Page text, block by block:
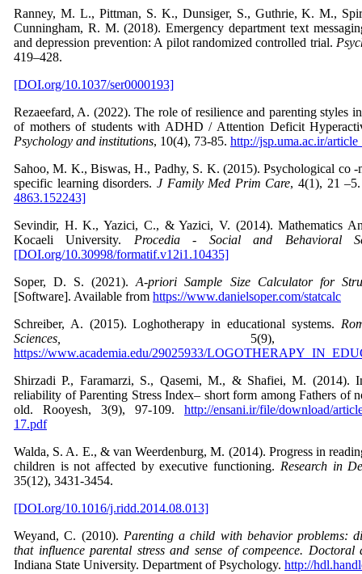
Ranney, M. L., Pittman, S. K., Dunsiger, S., Guthrie, K. M.,
Cunningham, R. M. (2018). Emergency department text
and depression prevention: A pilot randomized controlled trial.
419–428.
[DOI.org/10.1037/ser0000193]
Rezaeefard, A. (2022). The role of resilience and parenting styles
of mothers of students with ADHD / Attention Deficit
Psychology and institutions, 10(4), 73-85. http://jsp.uma.ac.ir/
Sahoo, M. K., Biswas, H., Padhy, S. K. (2015). Psychological co
specific learning disorders. J Family Med Prim Care, 4(1), 21
4863.152243]
Sevindir, H. K., Yazici, C., & Yazici, V. (2014). Mathematics
Kocaeli University. Procedia - Social and Behavioral
[DOI.org/10.30998/formatif.v12i1.10435]
Soper, D. S. (2021).A-priori Sample Size Calculator for
[Software]. Available from https://www.danielsoper.com/statcalc
Schreiber, A. (2015). Loghotherapy in educational systems.
Sciences,
5(9),
https://www.academia.edu/29025933/
Shirzadi P., Faramarzi, S., Qasemi, M., & Shafiei, M. (2014).
reliability of Parenting Stress Index– short form among Fathers of
old. Rooyesh, 3(9), 97-109. http://ensani.ir/file/download/
17.pdf
Walda, S. A. E., & van Weerdenburg, M. (2014). Progress in
children is not affected by executive functioning. Research in
35(12), 3431-3454.
[DOI.org/10.1016/j.ridd.2014.08.013]
Weyand, C. (2010). Parenting a child with behavior problems:
that influence parental stress and sense of compeence. Doctoral
Indiana State University. Department of Psychology. http://